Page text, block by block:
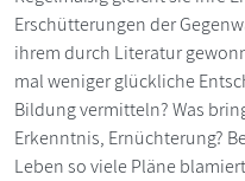
Erschütterungen der
ihrem durch Literatur
mal weniger glückliche
Bildung vermitteln? Was
Erkenntnis, Ernüchterung?
Leben so viele Pläne